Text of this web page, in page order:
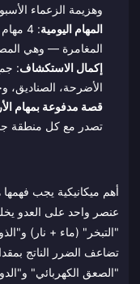
وهزيمة الزعماء
المهام اليومية
: 4
المغامرة — وهي
إكمال الاستكشاف:
الأضرحة، الصناديق،
قصة مدفوعة بمهام
تصدر مع كل منطقة
أهم ميكانيكية يجب
عنصر واحد على العدو
"التبخر" (ماء + نار)
"الصعق الكهربائي"